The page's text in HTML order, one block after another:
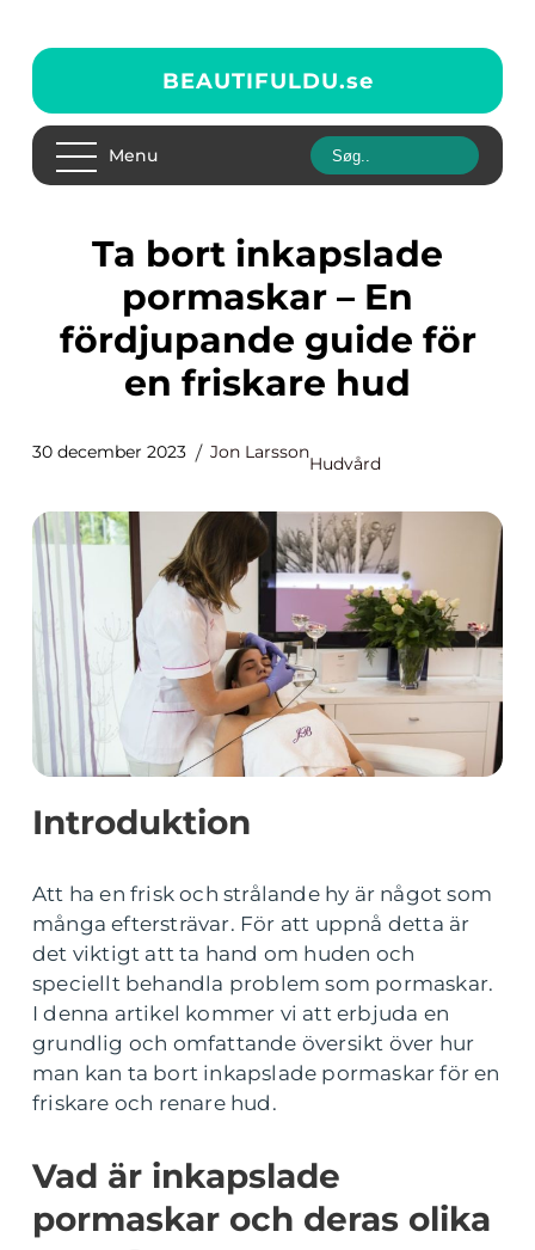
BEAUTIFULDU.se
Menu
Ta bort inkapslade
pormaskar – En
fördjupande guide för
en friskare hud
30 december 2023 Jon Larsson
Hudvård
Introduktion
Att ha en frisk och strålande hy är något som
många eftersträvar. För att uppnå detta är
det viktigt att ta hand om huden och
speciellt behandla problem som pormaskar.
I denna artikel kommer vi att erbjuda en
grundlig och omfattande översikt över hur
man kan ta bort inkapslade pormaskar för en
friskare och renare hud.
Vad är inkapslade
pormaskar och deras olika